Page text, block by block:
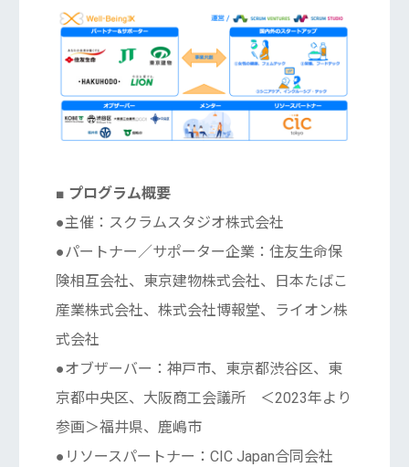
■ プログラム概要
●主催：スクラムスタジオ株式会社
●パートナー／サポーター企業：住友生命保
険相互会社、東京建物株式会社、日本たばこ
産業株式会社、株式会社博報堂、ライオン株
式会社
●オブザーバー：神戸市、東京都渋谷区、東
京都中央区、大阪商工会議所 ＜2023年より
参画＞福井県、鹿嶋市
●リソースパートナー：CIC Japan合同会社